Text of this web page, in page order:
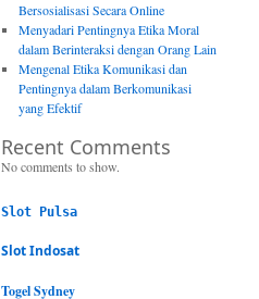
Bersosialisasi Secara Online
Menyadari Pentingnya Etika Moral
dalam Berinteraksi dengan Orang Lain
Mengenal Etika Komunikasi dan
Pentingnya dalam Berkomunikasi
yang Efektif
Recent Comments
No comments to show.
Slot Pulsa
Slot Indosat
Togel Sydney